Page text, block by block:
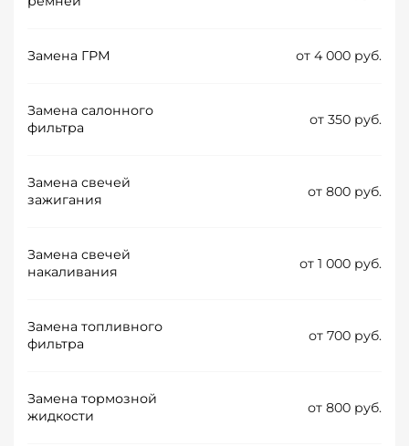
Замена ГРМ от 4 000 руб.
Замена салонного
фильтра
от 350 руб.
Замена свечей
зажигания
от 800 руб.
Замена свечей
накаливания
от 1 000 руб.
Замена топливного
фильтра
от 700 руб.
Замена тормозной
жидкости
от 800 руб.